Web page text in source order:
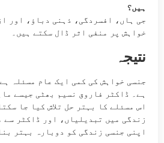
ہیں؟
جی ہاں، افسردگی، ذہنی دباؤ، اور
خواہش پر منفی اثر ڈال سکتے ہیں۔
نتیجہ
جنسی خواہش کی کمی ایک عام مسئلہ
ہے۔ ڈاکٹر فاروق نسیم بھٹی جیسے
اس مسئلے کا بہتر حل تلاش کیا جا
زندگی میں تبدیلیاں، اور ڈاکٹر سے
اپنی جنسی زندگی کو دوبارہ بہتر